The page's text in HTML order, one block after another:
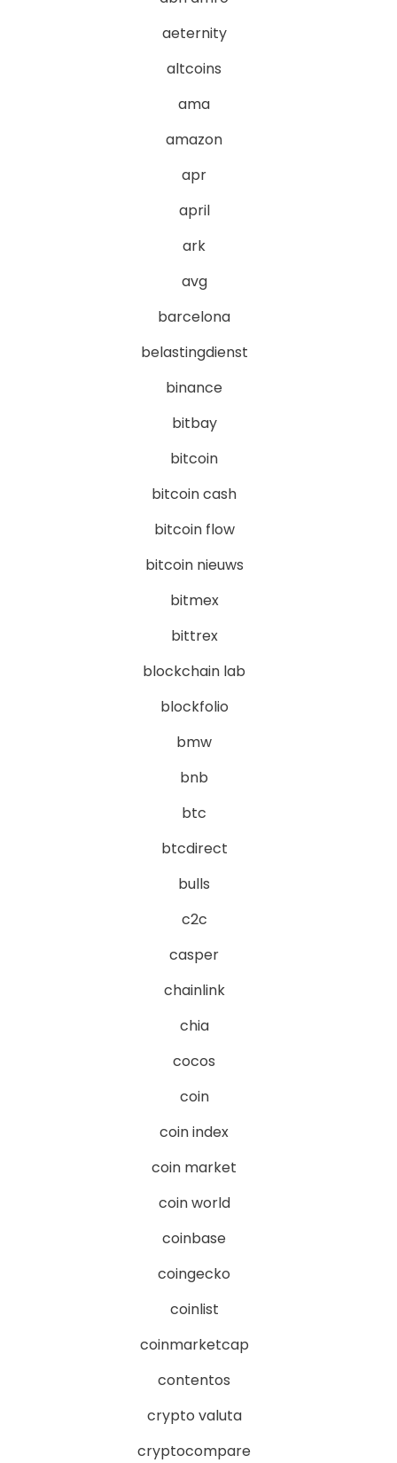
aeternity
altcoins
ama
amazon
apr
april
ark
avg
barcelona
belastingdienst
binance
bitbay
bitcoin
bitcoin cash
bitcoin flow
bitcoin nieuws
bitmex
bittrex
blockchain lab
blockfolio
bmw
bnb
btc
btcdirect
bulls
c2c
casper
chainlink
chia
cocos
coin
coin index
coin market
coin world
coinbase
coingecko
coinlist
coinmarketcap
contentos
crypto valuta
cryptocompare